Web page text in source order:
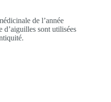
de l’année
d’aiguilles sont utilisées